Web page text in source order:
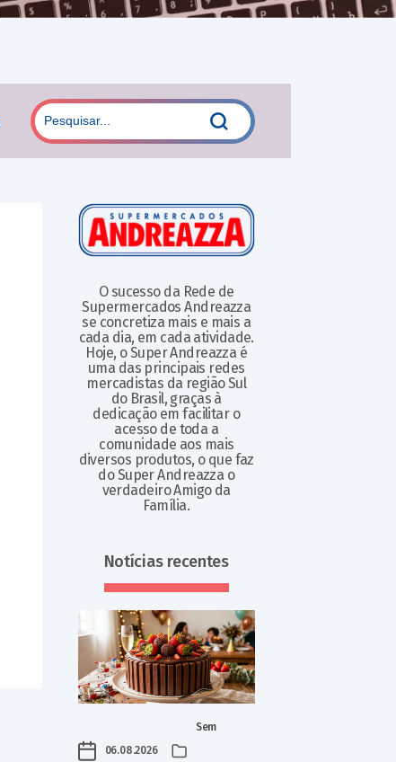
O sucesso da Rede de
Supermercados Andreazza
se concretiza mais e mais a
cada dia, em cada atividade.
Hoje, o Super Andreazza é
uma das principais redes
mercadistas da região Sul
do Brasil, graças à
dedicação em facilitar o
acesso de toda a
comunidade aos mais
diversos produtos, o que faz
do Super Andreazza o
verdadeiro Amigo da
Família.
Notícias recentes
06.08.2026
Sem